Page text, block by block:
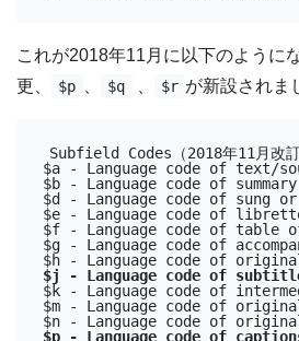
これが2018年11月に以下のように
更、
$p $q $r が新設されま
Subfield Codes（2018年11月改訂
$a - Language code of
$b - Language code of
$d - Language code of sung
$e - Language code of
$f - Language code of table
$g - Language code of
$j - Language code of
$k - Language code of
$m - Language code of
$p - Language code of